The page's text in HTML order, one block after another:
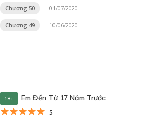
Chương 50 01/07/2020
Chương 49 10/06/2020
18+ Em Đến Từ 17 Năm Trước
5